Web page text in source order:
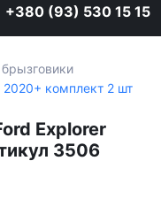
+380 (93) 530 15 15
2020+ комплект 2 шт
Explorer
3506